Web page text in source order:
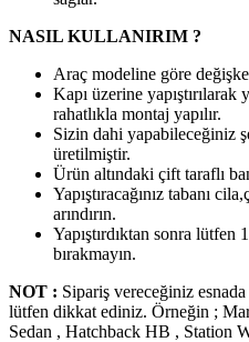
NASIL KULLANIRIM ?
Araç modeline göre
Kapı üzerine
rahatlıkla montaj yapılır.
Sizin dahi yapabileceğiniz
üretilmiştir.
Ürün altındaki çift taraflı
Yapıştıracağınız tabanı
arındırın.
Yapıştırdıktan sonra lütfen
bırakmayın.
NOT : Sipariş vereceğiniz
lütfen dikkat ediniz. Örneğin ;
Sedan , Hatchback HB , Station